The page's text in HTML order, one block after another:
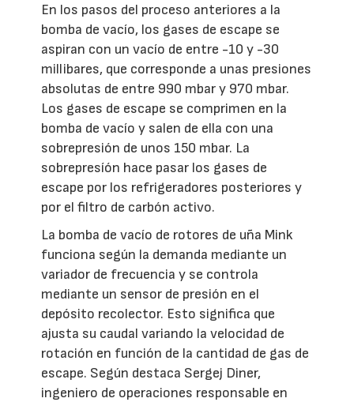
En los pasos del proceso anteriores a la
bomba de vacío, los gases de escape se
aspiran con un vacío de entre -10 y -30
millibares, que corresponde a unas presiones
absolutas de entre 990 mbar y 970 mbar.
Los gases de escape se comprimen en la
bomba de vacío y salen de ella con una
sobrepresión de unos 150 mbar. La
sobrepresíón hace pasar los gases de
escape por los refrigeradores posteriores y
por el filtro de carbón activo.
La bomba de vacío de rotores de uña Mink
funciona según la demanda mediante un
variador de frecuencia y se controla
mediante un sensor de presión en el
depósito recolector. Esto significa que
ajusta su caudal variando la velocidad de
rotación en función de la cantidad de gas de
escape. Según destaca Sergej Diner,
ingeniero de operaciones responsable en